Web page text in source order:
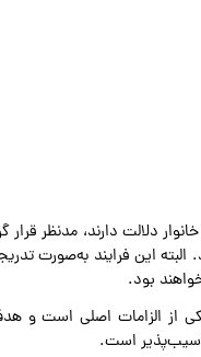
دلالت دارند، مدنظر قرار
شد. البته این فرایند
بود.
پردرآمدها، طبق قانون بودجه سال ۱۴۰۴، یکی
آسیب‌پذیر است.